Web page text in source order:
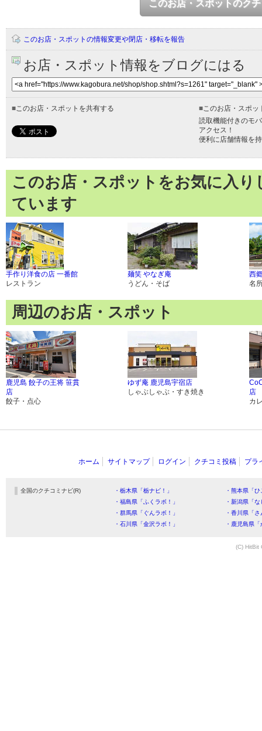
このお店・スポットのク
このお店・スポットの情報変更や閉店・移転を報告
お店・スポット情報をブログにはる
■このお店・スポットを共有する ■このお店・スポッ
読取機能付きのモ
アクセス！
便利に店舗情報を
このお店・スポットをお気に入
ています
手作り洋食の店 一番館
レストラン
麺笑 やなぎ庵
うどん・そば
西
名
周辺のお店・スポット
鹿児島 餃子の王将 笹貫
店
餃子・点心
ゆず庵 鹿児島宇宿店
しゃぶしゃぶ・すき焼き
店
カ
ホーム サイトマップ ログイン クチコミ投稿 プラ
全国のクチコミナビ(R) ・栃木県「栃ナビ！」
・熊本県「
・福島県「ふくラボ！」
・新潟県「
・群馬県「ぐんラボ！」
・香川県「
・石川県「金沢ラボ！」
・鹿児島県
(C) HitBit